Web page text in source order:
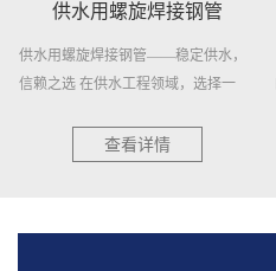
供水用螺旋焊接钢管
供水用螺旋焊接钢管——稳定供水，
信赖之选 在供水工程领域，选择一
查看详情